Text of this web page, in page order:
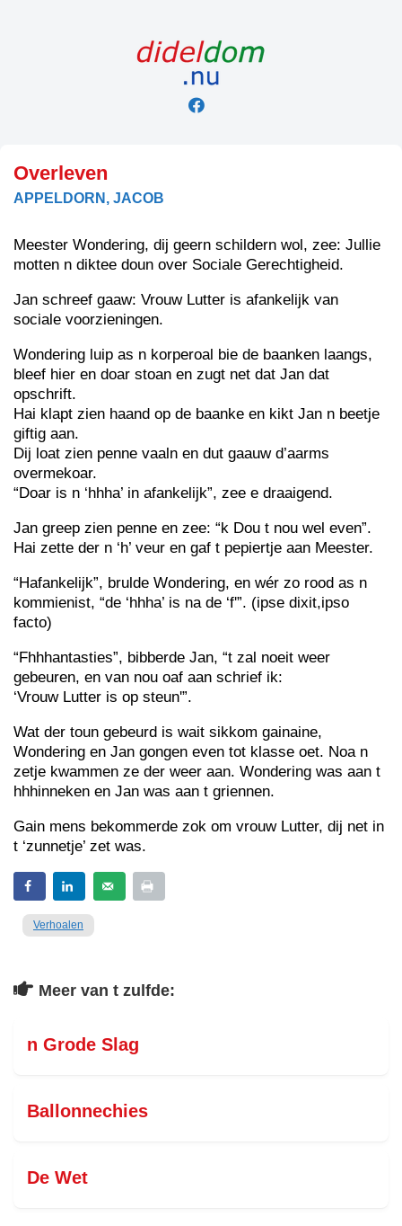
Overleven
APPELDORN, JACOB
Meester Wondering, dij geern schildern wol, zee: Jullie
motten n diktee doun over Sociale Gerechtigheid.
Jan schreef gaaw: Vrouw Lutter is afankelijk van
sociale voorzieningen.
Wondering luip as n korperoal bie de baanken laangs,
bleef hier en doar stoan en zugt net dat Jan dat
opschrift.
Hai klapt zien haand op de baanke en kikt Jan n beetje
giftig aan.
Dij loat zien penne vaaln en dut gaauw d’aarms
overmekoar.
“Doar is n ‘hhha’ in afankelijk”, zee e draaigend.
Jan greep zien penne en zee: “k Dou t nou wel even”.
Hai zette der n ‘h’ veur en gaf t pepiertje aan Meester.
“Hafankelijk”, brulde Wondering, en wér zo rood as n
kommienist, “de ‘hhha’ is na de ‘f'”. (ipse dixit,ipso
facto)
“Fhhhantasties”, bibberde Jan, “t zal noeit weer
gebeuren, en van nou oaf aan schrief ik:
‘Vrouw Lutter is op steun'”.
Wat der toun gebeurd is wait sikkom gainaine,
Wondering en Jan gongen even tot klasse oet. Noa n
zetje kwammen ze der weer aan. Wondering was aan t
hhhinneken en Jan was aan t griennen.
Gain mens bekommerde zok om vrouw Lutter, dij net in
t ‘zunnetje’ zet was.
Verhoalen
Meer van t zulfde:
n Grode Slag
Ballonnechies
De Wet